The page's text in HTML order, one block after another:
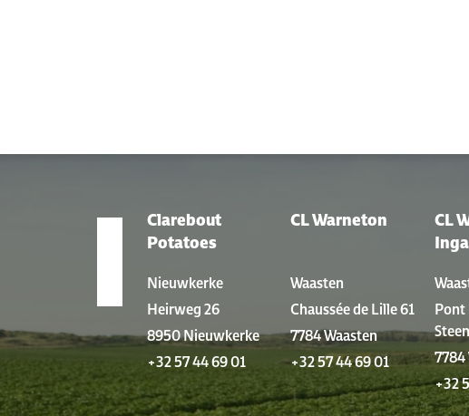
Clarebout
Potatoes
Nieuwkerke
Heirweg 26
8950 Nieuwkerke
+32 57 44 69 01
CL Warneton
Waasten
Chaussée de Lille 61
7784 Waasten
+32 57 44 69 01
CL
Pont
7784
+32